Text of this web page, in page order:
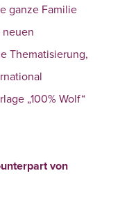
ganze Familie
Thematisierung,
„100% Wolf“
von